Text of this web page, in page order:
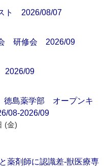
ト 2026/08/07
会 研修会 2026/09
2026/09
島薬学部 オープンキ
08-2026/09
(金)
薬剤師に認識差‐獣医療専